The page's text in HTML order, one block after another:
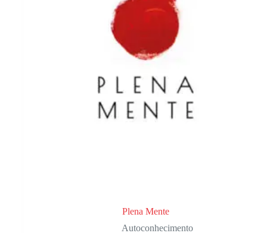
Plena Mente
Autoconhecimento